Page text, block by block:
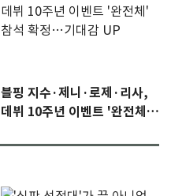
블핑 지수·제니·로제·리사,
데뷔 10주년 이벤트 '완전체'